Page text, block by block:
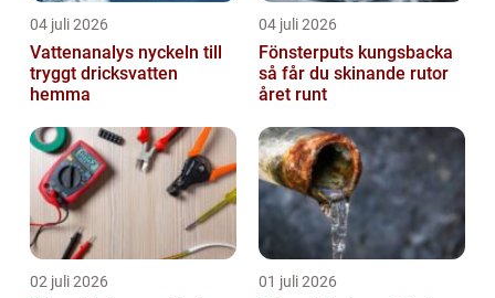
04 juli 2026
Vattenanalys nyckeln till
tryggt dricksvatten
hemma
04 juli 2026
Fönsterputs kungsbacka
så får du skinande rutor
året runt
02 juli 2026 01 juli 2026